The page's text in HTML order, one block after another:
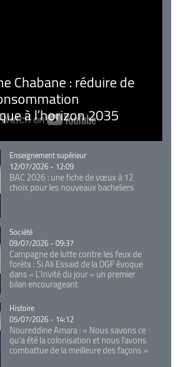
Chabane : réduire de
à l’horizon 2035
Catégorie
Enseignement supérieur
12/07/2026 - 12:09
BAC 2026 : une fiche de vœux à 12
choix pour les nouveaux bacheliers
Catégorie
Société
09/07/2026 - 09:37
Campagne de lutte contre les feux de
forêts : Si Ali Essaid de la DGF évoque
dans « L'Invité du jour » un premier
bilan encourageant
Catégorie
Histoire
05/07/2026 - 14:12
Noureddine Amara : « Nous savons ce
qu’a été la colonisation et nous l’avons
combattue de la meilleure des façons »